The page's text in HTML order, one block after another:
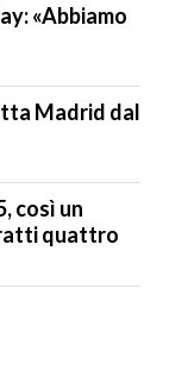
«Abbiamo
Madrid dal
così un
quattro